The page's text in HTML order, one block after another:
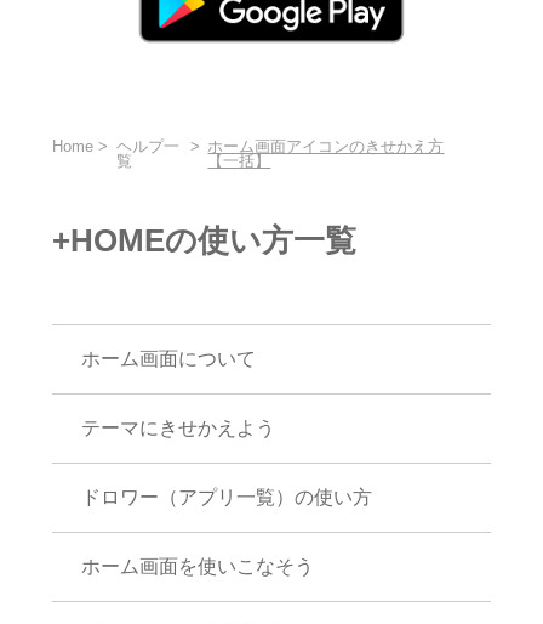
Home
ヘルプ一
覧
ホーム画面アイコンのきせかえ方
【一括】
+HOMEの使い方一覧
ホーム画面について
テーマにきせかえよう
ドロワー（アプリ一覧）の使い方
ホーム画面を使いこなそう